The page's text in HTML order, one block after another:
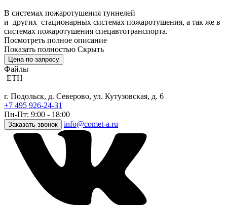
В системах пожаротушения туннелей
и других стационарных системах пожаротушения, а так же в
системах пожаротушения спецавтотранспорта.
Посмотреть полное описание
Показать полностью Скрыть
Цена по запросу
Файлы
ETH
г. Подольск, д. Северово, ул. Кутузовская, д. 6
+7 495 926-24-31
Пн-Пт: 9:00 - 18:00
Заказать звонок info@comet-a.ru